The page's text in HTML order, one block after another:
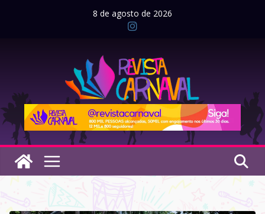
8 de agosto de 2026